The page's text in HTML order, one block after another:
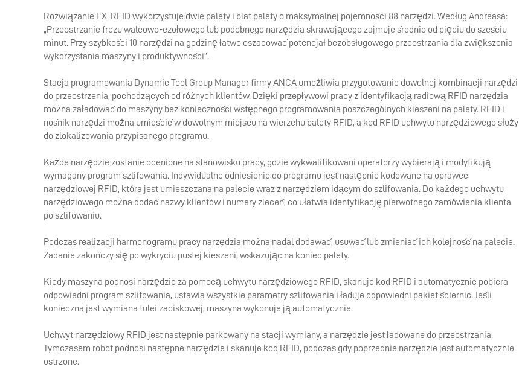
Rozwiązanie FX-RFID wykorzystuje dwie palety i blat palety o maksymalnej pojemności 88 narzędzi. Według Andreasa:
„Przeostrzanie frezu walcowo-czołowego lub podobnego narzędzia skrawającego zajmuje średnio od pięciu do sześciu
minut. Przy szybkości 10 narzędzi na godzinę łatwo oszacować potencjał bezobsługowego przeostrzania dla zwiększenia
wykorzystania maszyny i produktywności”.
Stacja programowania Dynamic Tool Group Manager firmy ANCA umożliwia przygotowanie dowolnej kombinacji narzędzi
do przeostrzenia, pochodzących od różnych klientów. Dzięki przepływowi pracy z identyfikacją radiową RFID narzędzia
można załadować do maszyny bez konieczności wstępnego programowania poszczególnych kieszeni na palety. RFID i
nośnik narzędzi można umieścić w dowolnym miejscu na wierzchu palety RFID, a kod RFID uchwytu narzędziowego służy
do zlokalizowania przypisanego programu.
Każde narzędzie zostanie ocenione na stanowisku pracy, gdzie wykwalifikowani operatorzy wybierają i modyfikują
wymagany program szlifowania. Indywidualne odniesienie do programu jest następnie kodowane na oprawce
narzędziowej RFID, która jest umieszczana na palecie wraz z narzędziem idącym do szlifowania. Do każdego uchwytu
narzędziowego można dodać nazwy klientów i numery zleceń, co ułatwia identyfikację pierwotnego zamówienia klienta
po szlifowaniu.
Podczas realizacji harmonogramu pracy narzędzia można nadal dodawać, usuwać lub zmieniać ich kolejność na palecie.
Zadanie zakończy się po wykryciu pustej kieszeni, wskazując na koniec palety.
Kiedy maszyna podnosi narzędzie za pomocą uchwytu narzędziowego RFID, skanuje kod RFID i automatycznie pobiera
odpowiedni program szlifowania, ustawia wszystkie parametry szlifowania i ładuje odpowiedni pakiet ściernic. Jeśli
konieczna jest wymiana tulei zaciskowej, maszyna wykonuje ją automatycznie.
Uchwyt narzędziowy RFID jest następnie parkowany na stacji wymiany, a narzędzie jest ładowane do przeostrzania.
Tymczasem robot podnosi następne narzędzie i skanuje kod RFID, podczas gdy poprzednie narzędzie jest automatycznie
ostrzone.